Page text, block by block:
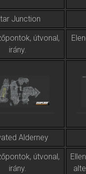
Junction
útvonal,
irány.
Alderney
útvonal,
irány.